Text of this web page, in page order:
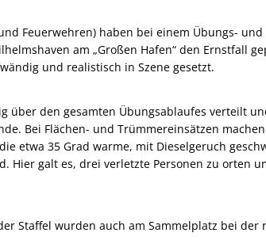
Feuerwehren) haben bei einem Übungs- und
am „Großen Hafen“ den Ernstfall
und realistisch in Szene gesetzt.
über den gesamten Übungsablaufes verteilt
Bei Flächen- und Trümmereinsätzen
etwa 35 Grad warme, mit Dieselgeruch
Hier galt es, drei verletzte Personen zu orten
Staffel wurden auch am Sammelplatz bei der